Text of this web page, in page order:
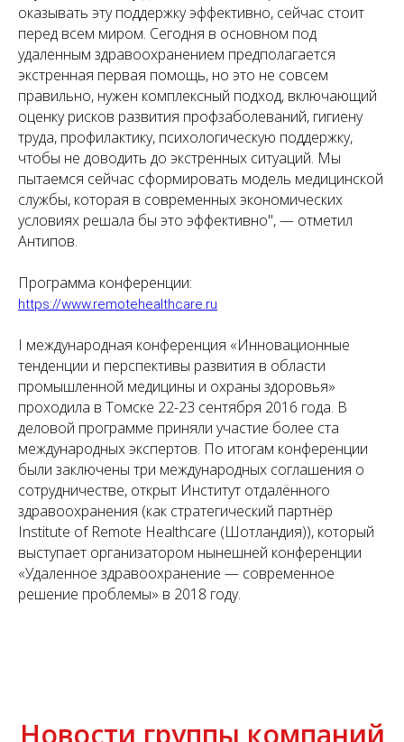
оказывать эту поддержку эффективно, сейчас стоит
перед всем миром. Сегодня в основном под
удаленным здравоохранением предполагается
экстренная первая помощь, но это не совсем
правильно, нужен комплексный подход, включающий
оценку рисков развития профзаболеваний, гигиену
труда, профилактику, психологическую поддержку,
чтобы не доводить до экстренных ситуаций. Мы
пытаемся сейчас сформировать модель медицинской
службы, которая в современных экономических
условиях решала бы это эффективно", — отметил
Антипов.
Программа конференции:
https://www.remotehealthcare.ru
I международная конференция «Инновационные
тенденции и перспективы развития в области
промышленной медицины и охраны здоровья»
проходила в Томске 22-23 сентября 2016 года. В
деловой программе приняли участие более ста
международных экспертов. По итогам конференции
были заключены три международных соглашения о
сотрудничестве, открыт Институт отдалённого
здравоохранения (как стратегический партнёр
Institute of Remote Healthcare (Шотландия)), который
выступает организатором нынешней конференции
«Удаленное здравоохранение — современное
решение проблемы» в 2018 году.
Новости группы компаний